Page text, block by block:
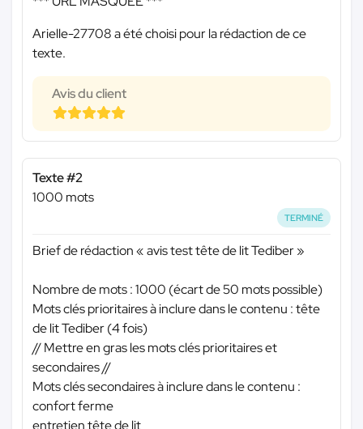
Arielle-27708 a été choisi pour la rédaction de ce
texte.
Avis du client
Texte #2
1000 mots
TERMINÉ
Brief de rédaction « avis test tête de lit Tediber »
Nombre de mots : 1000 (écart de 50 mots possible)
Mots clés prioritaires à inclure dans le contenu : tête
de lit Tediber (4 fois)
// Mettre en gras les mots clés prioritaires et
secondaires //
Mots clés secondaires à inclure dans le contenu :
confort ferme
entretien tête de lit